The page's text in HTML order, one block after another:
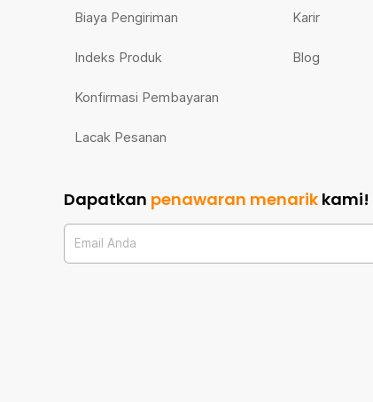
Biaya Pengiriman
Indeks Produk
Konfirmasi Pembayaran
Lacak Pesanan
Karir
Blog
Dapatkan penawaran menarik kami!
Email Anda